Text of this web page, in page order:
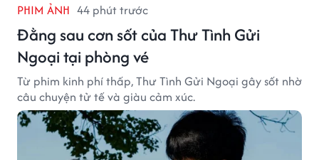
PHIM ẢNH 44 phút trước
Đằng sau cơn sốt của Thư Tình Gửi
Ngoại tại phòng vé
Từ phim kinh phí thấp, Thư Tình Gửi Ngoại gây sốt nhờ
câu chuyện tử tế và giàu cảm xúc.